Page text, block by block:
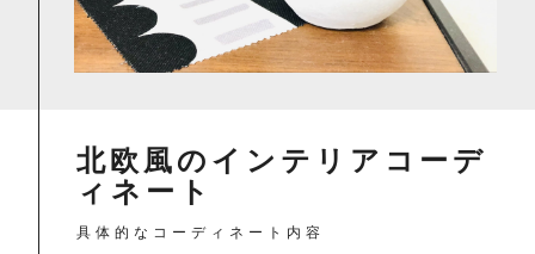
北欧風のインテリアコーデ
ィネート
具体的なコーディネート内容